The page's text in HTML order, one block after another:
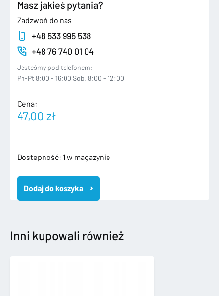
Masz jakieś pytania?
Zadzwoń do nas
+48 533 995 538
+48 76 740 01 04
Jesteśmy pod telefonem:
Pn-Pt 8:00 - 16:00 Sob. 8:00 - 12:00
Cena:
47,00 zł
Dostępność: 1 w magazynie
ilość
3
E92
E93
LISTWA
PROGOWA
Dodaj do koszyka
Inni kupowali również